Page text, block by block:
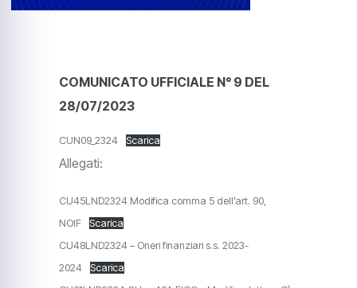
COMUNICATO UFFICIALE N° 9 DEL
28/07/2023
CUN09_2324 Scarica
Allegati:
CU45LND2324 Modifica comma 5 dell’art. 90,
NOIF
Scarica
CU48LND2324 – Oneri finanziari s.s. 2023-
2024
Scarica